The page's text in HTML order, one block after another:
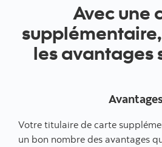
Avec une
les avantages
Votre titulaire de carte
un bon nombre des avantages